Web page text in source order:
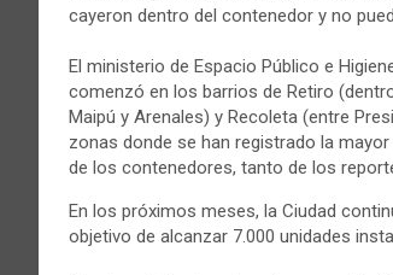
cayeron dentro del contenedor y no
El ministerio de Espacio Público e
comenzó en los barrios de Retiro
Maipú y Arenales) y Recoleta (entre
zonas donde se han registrado la
de los contenedores, tanto de los
En los próximos meses, la Ciudad
objetivo de alcanzar 7.000 unidades